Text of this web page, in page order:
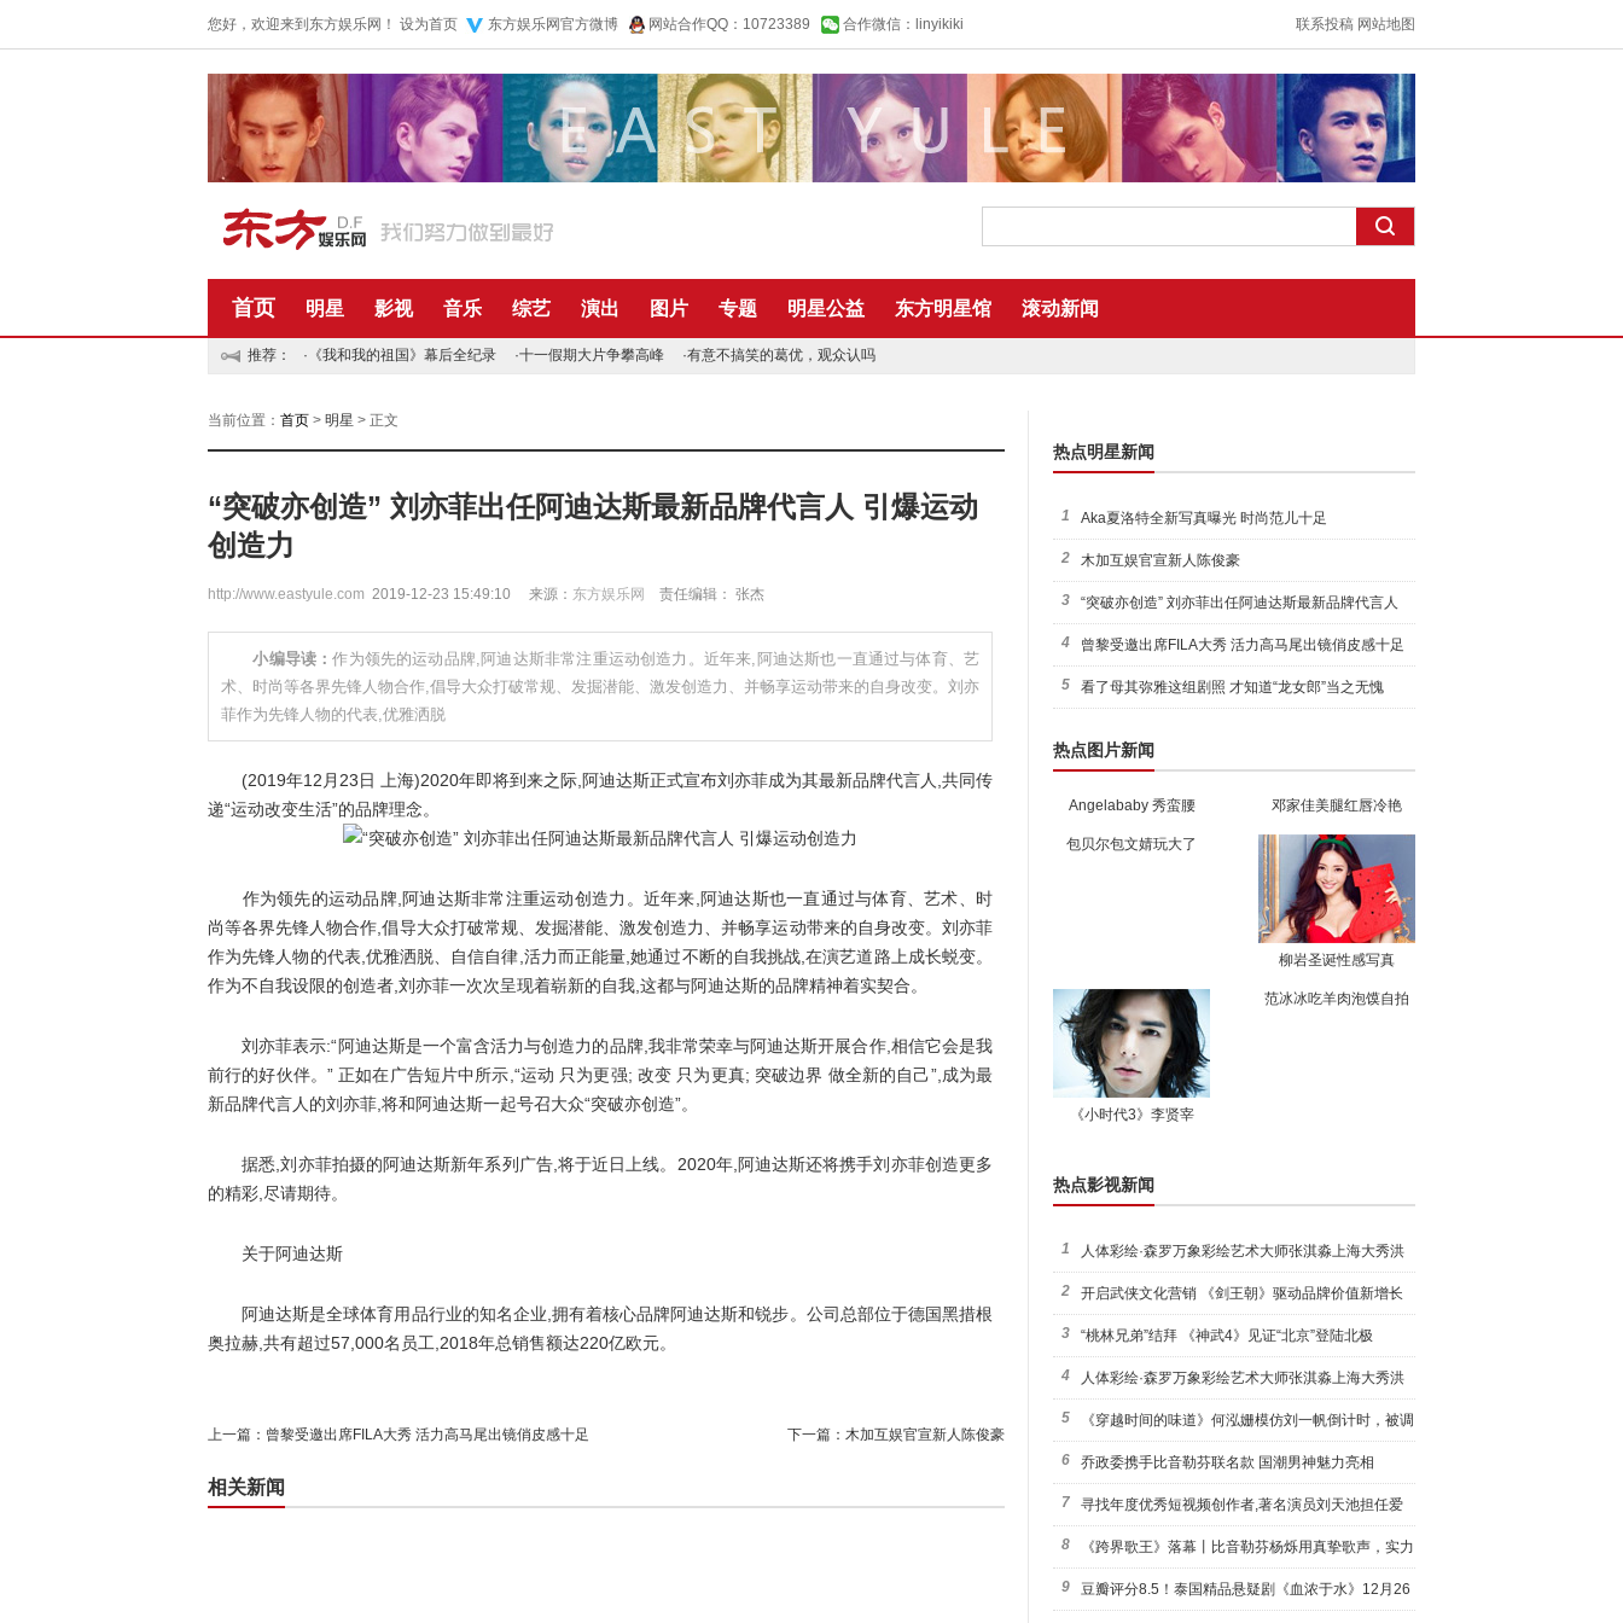
您好，欢迎来到东方娱乐网！ 设为首页 东方娱乐网官方微博 网站合作QQ：10723389 合作微信：linyikiki 联系投稿 网站地图
首页 明星 影视 音乐 综艺 演出 图片 专题 明星公益 东方明星馆 滚动新闻
推荐： · 《我和我的祖国》幕后全纪录 ·十一假期大片争攀高峰 ·有意不搞笑的葛优，观众认吗
当前位置： 首页 > 明星 > 正文
“突破亦创造” 刘亦菲出任阿迪达斯最新品牌代言人 引爆运动
创造力
http://www.eastyule.com 2019-12-23 15:49:10 来源： 东方娱乐网 责任编辑： 张杰
小编导读：作为领先的运动品牌,阿迪达斯非常注重运动创造力。近年来,阿迪达斯也一直通过与体育、艺
术、时尚等各界先锋人物合作,倡导大众打破常规、发掘潜能、激发创造力、并畅享运动带来的自身改变。刘亦
菲作为先锋人物的代表,优雅洒脱
(2019年12月23日 上海)2020年即将到来之际,阿迪达斯正式宣布刘亦菲成为其最新品牌代言人,共同传
递“运动改变生活”的品牌理念。
作为领先的运动品牌,阿迪达斯非常注重运动创造力。近年来,阿迪达斯也一直通过与体育、艺术、时
尚等各界先锋人物合作,倡导大众打破常规、发掘潜能、激发创造力、并畅享运动带来的自身改变。刘亦菲
作为先锋人物的代表,优雅洒脱、自信自律,活力而正能量,她通过不断的自我挑战,在演艺道路上成长蜕变。
作为不自我设限的创造者,刘亦菲一次次呈现着崭新的自我,这都与阿迪达斯的品牌精神着实契合。
刘亦菲表示:“阿迪达斯是一个富含活力与创造力的品牌,我非常荣幸与阿迪达斯开展合作,相信它会是我
前行的好伙伴。” 正如在广告短片中所示,“运动 只为更强; 改变 只为更真; 突破边界 做全新的自己”,成为最
新品牌代言人的刘亦菲,将和阿迪达斯一起号召大众“突破亦创造”。
据悉,刘亦菲拍摄的阿迪达斯新年系列广告,将于近日上线。2020年,阿迪达斯还将携手刘亦菲创造更多
的精彩,尽请期待。
关于阿迪达斯
阿迪达斯是全球体育用品行业的知名企业,拥有着核心品牌阿迪达斯和锐步。公司总部位于德国黑措根
奥拉赫,共有超过57,000名员工,2018年总销售额达220亿欧元。
上一篇： 曾黎受邀出席FILA大秀 活力高马尾出镜俏皮感十足 下一篇： 木加互娱官宣新人陈俊豪
相关新闻
热点明星新闻
1 Aka夏洛特全新写真曝光 时尚范儿十足
2 木加互娱官宣新人陈俊豪
3 “突破亦创造” 刘亦菲出任阿迪达斯最新品牌代言人
引爆
4 曾黎受邀出席FILA大秀 活力高马尾出镜俏皮感十足
5 看了母其弥雅这组剧照 才知道“龙女郎”当之无愧
热点图片新闻
Angelababy 秀蛮腰 邓家佳美腿红唇冷艳
包贝尔包文婧玩大了
柳岩圣诞性感写真
《小时代3》李贤宰
范冰冰吃羊肉泡馍自拍
热点影视新闻
1 人体彩绘·森罗万象彩绘艺术大师张淇淼上海大秀洪
荒宇宙
2 开启武侠文化营销 《剑王朝》驱动品牌价值新增长
3 “桃林兄弟”结拜 《神武4》见证“北京”登陆北极
4 人体彩绘·森罗万象彩绘艺术大师张淇淼上海大秀洪
荒宇宙
5 《穿越时间的味道》何泓姗模仿刘一帆倒计时，被调
侃“学人
6 乔政委携手比音勒芬联名款 国潮男神魅力亮相
7 寻找年度优秀短视频创作者,著名演员刘天池担任爱
奇艺号"奇
8 《跨界歌王》落幕丨比音勒芬杨烁用真挚歌声，实力
圈粉!
9 豆瓣评分8.5！泰国精品悬疑剧《血浓于水》12月26